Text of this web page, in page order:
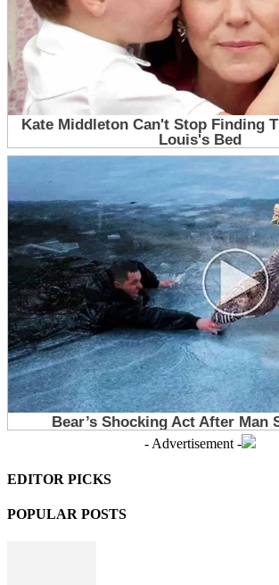
- Advertisement -
EDITOR PICKS
POPULAR POSTS